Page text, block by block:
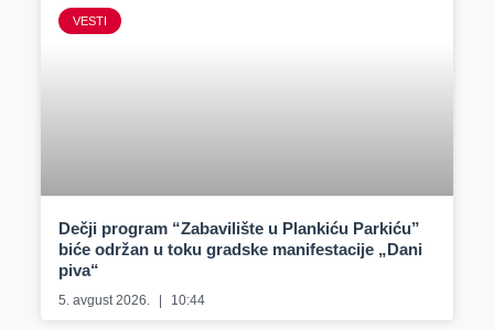
VESTI
Dečji program “Zabavilište u Plankiću Parkiću”
biće održan u toku gradske manifestacije „Dani
piva“
5. avgust 2026. 10:44